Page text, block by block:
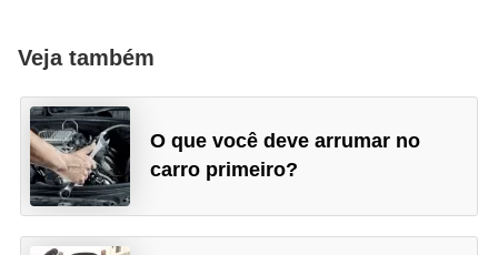
Veja também
O que você deve arrumar no
carro primeiro?